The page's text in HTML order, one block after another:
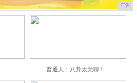
广告
普通人：八卦太无聊！